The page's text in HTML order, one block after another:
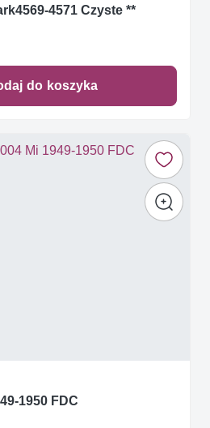
4571 Czyste **
do koszyka
1950 FDC